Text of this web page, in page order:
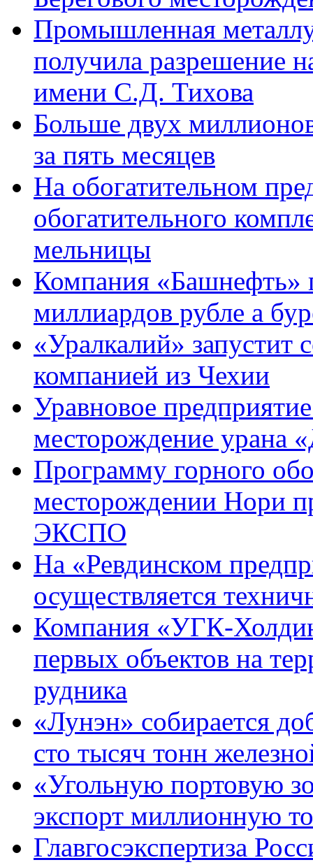
Промышленная
получила разрешение
имени С.Д. Тихова
Больше двух
за пять месяцев
На обогатительном
обогатительного
мельницы
Компания «Башнефть»
миллиардов рубле а
«Уралкалий» запустит
компанией из Чехии
Уравновое
месторождение урана
Программу горного
месторождении Нори
ЭКСПО
На «Ревдинском
осуществляется
Компания «УГК-
первых объектов на
рудника
«Лунэн» собирается
сто тысяч тонн
«Угольную портовую
экспорт миллионную
Главгосэкспертиза